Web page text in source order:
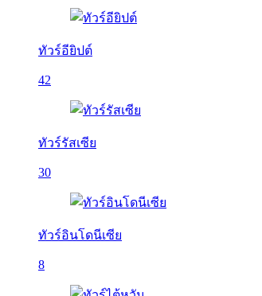
ทัวร์อียิปต์
42
ทัวร์รัสเซีย
30
ทัวร์อินโดนีเซีย
8